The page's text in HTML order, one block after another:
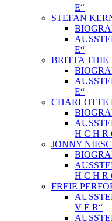
E“
STEFAN
E“
BRITTA THIE
E“
CHARLOTTE
H C H R
JONNY
H C H R
FREIE
V E R“